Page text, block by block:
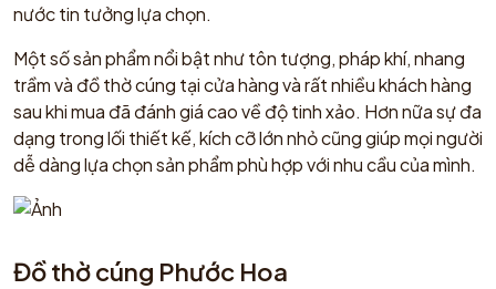
nước tin tưởng lựa chọn.
Một số sản phẩm nổi bật như tôn tượng, pháp khí, nhang
trầm và đồ thờ cúng tại cửa hàng và rất nhiều khách hàng
sau khi mua đã đánh giá cao về độ tinh xảo. Hơn nữa sự đa
dạng trong lối thiết kế, kích cỡ lớn nhỏ cũng giúp mọi người
dễ dàng lựa chọn sản phẩm phù hợp với nhu cầu của mình.
Đồ thờ cúng Phước Hoa